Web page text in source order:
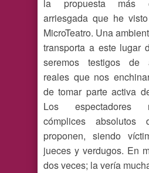
la propuesta más
arriesgada que he
MicroTeatro. Una
transporta a este lugar
seremos testigos de
reales que nos
de tomar parte activa
Los espectadores
cómplices absolutos
proponen, siendo
jueces y verdugos. En
dos veces; la vería